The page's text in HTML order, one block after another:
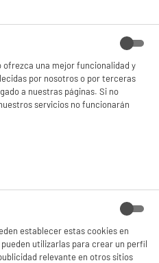
un calor continuo durante el uso.
aconsejamos aplicar un producto
antes de su uso.
MÁX.
cookies
una mejor funcionalidad y
por nosotros o por terceras
a nuestras páginas. Si no
servicios no funcionarán
establecer estas cookies en
utilizarlas para crear un perfil
relevante en otros sitios